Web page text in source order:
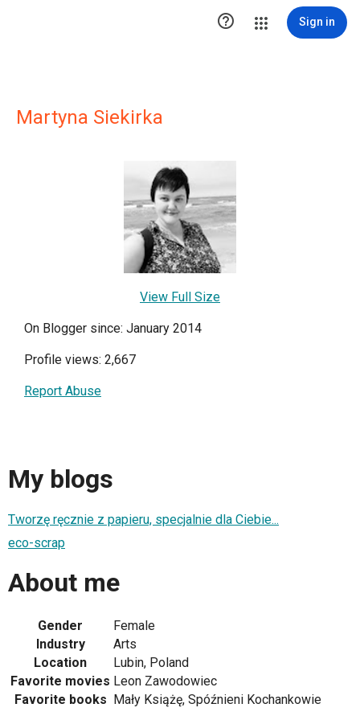
 Sign in
Martyna Siekirka
View Full Size
On Blogger since: January 2014
Profile views: 2,667
Report Abuse
My blogs
Tworzę ręcznie z papieru, specjalnie dla Ciebie...
eco-scrap
About me
Gender
Female
Industry
Arts
Location
Lubin, Poland
Favorite movies Leon Zawodowiec
Favorite books Mały Książę, Spóźnieni Kochankowie